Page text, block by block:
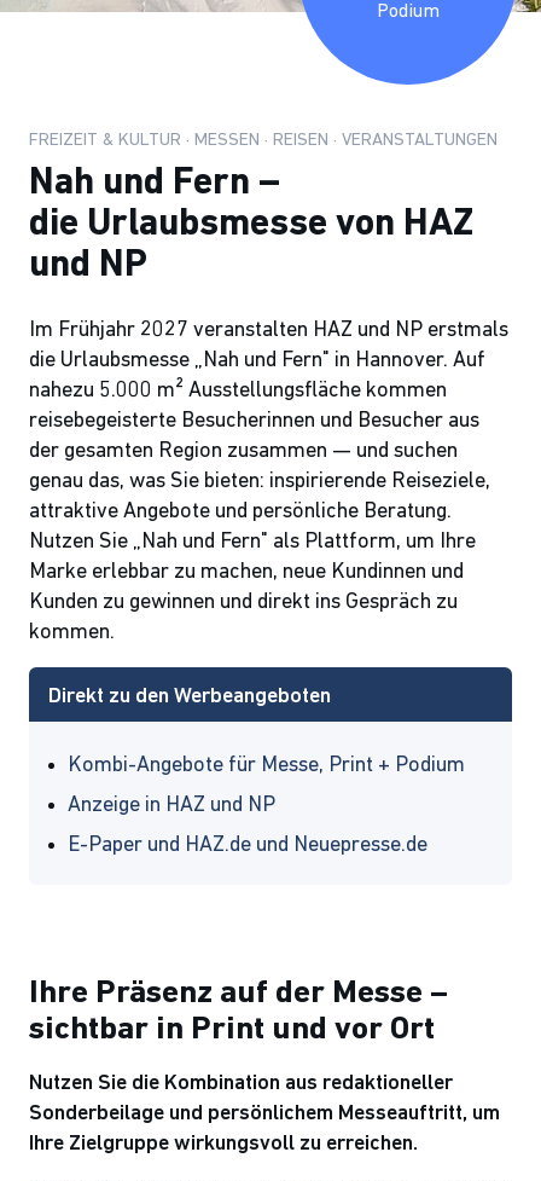
Podium
FREIZEIT & KULTUR · MESSEN · REISEN · VERANSTALTUNGEN
Nah und Fern –
die Urlaubsmesse von HAZ
und NP
Im Frühjahr 2027 veranstalten HAZ und NP erstmals
die Urlaubsmesse „Nah und Fern" in Hannover. Auf
nahezu 5.000 m² Ausstellungsfläche kommen
reisebegeisterte Besucherinnen und Besucher aus
der gesamten Region zusammen — und suchen
genau das, was Sie bieten: inspirierende Reiseziele,
attraktive Angebote und persönliche Beratung.
Nutzen Sie „Nah und Fern" als Plattform, um Ihre
Marke erlebbar zu machen, neue Kundinnen und
Kunden zu gewinnen und direkt ins Gespräch zu
kommen.
Direkt zu den Werbeangeboten
Kombi-Angebote für Messe, Print + Podium
Anzeige in HAZ und NP
E-Paper und HAZ.de und Neuepresse.de
Ihre Präsenz auf der Messe –
sichtbar in Print und vor Ort
Nutzen Sie die Kombination aus redaktioneller
Sonderbeilage und persönlichem Messeauftritt, um
Ihre Zielgruppe wirkungsvoll zu erreichen.